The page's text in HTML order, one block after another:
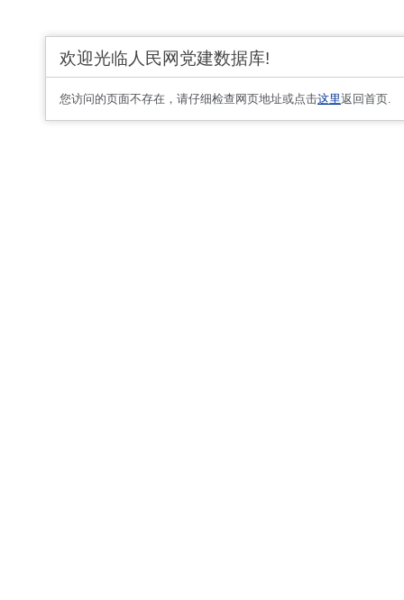
欢迎光临人民网党建数据库!
您访问的页面不存在，请仔细检查网页地址或点击这里返回首页.